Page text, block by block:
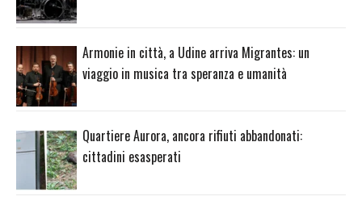
Armonie in città, a Udine arriva Migrantes: un
viaggio in musica tra speranza e umanità
Quartiere Aurora, ancora rifiuti abbandonati:
cittadini esasperati